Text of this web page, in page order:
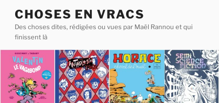
contenu
principal
CHOSES EN VRACS
Des choses dites, rédigées ou vues par Maël Rannou et qui
finissent là